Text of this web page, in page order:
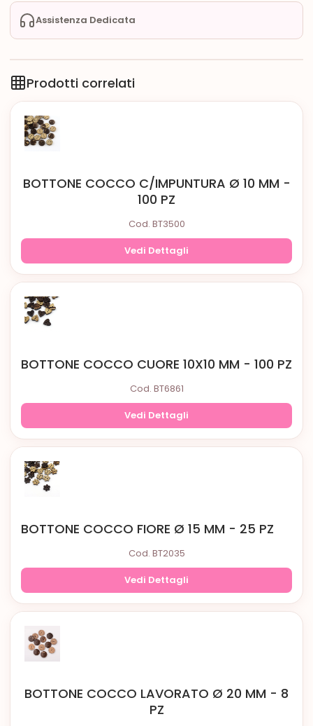
Assistenza Dedicata
Prodotti correlati
BOTTONE COCCO C/IMPUNTURA Ø 10 MM -
100 PZ
Cod. BT3500
Vedi Dettagli
BOTTONE COCCO CUORE 10X10 MM - 100 PZ
Cod. BT6861
Vedi Dettagli
BOTTONE COCCO FIORE Ø 15 MM - 25 PZ
Cod. BT2035
Vedi Dettagli
BOTTONE COCCO LAVORATO Ø 20 MM - 8
PZ